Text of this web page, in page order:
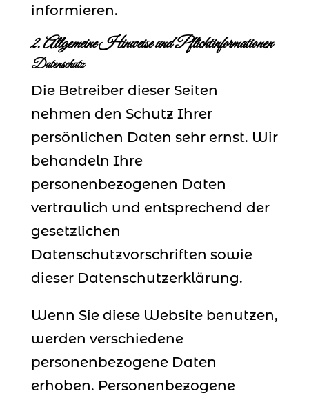
informieren.
2. Allgemeine Hinweise und Pflichtinformationen
Datenschutz
Die Betreiber dieser Seiten
nehmen den Schutz Ihrer
persönlichen Daten sehr ernst. Wir
behandeln Ihre
personenbezogenen Daten
vertraulich und entsprechend der
gesetzlichen
Datenschutzvorschriften sowie
dieser Datenschutzerklärung.
Wenn Sie diese Website benutzen,
werden verschiedene
personenbezogene Daten
erhoben. Personenbezogene